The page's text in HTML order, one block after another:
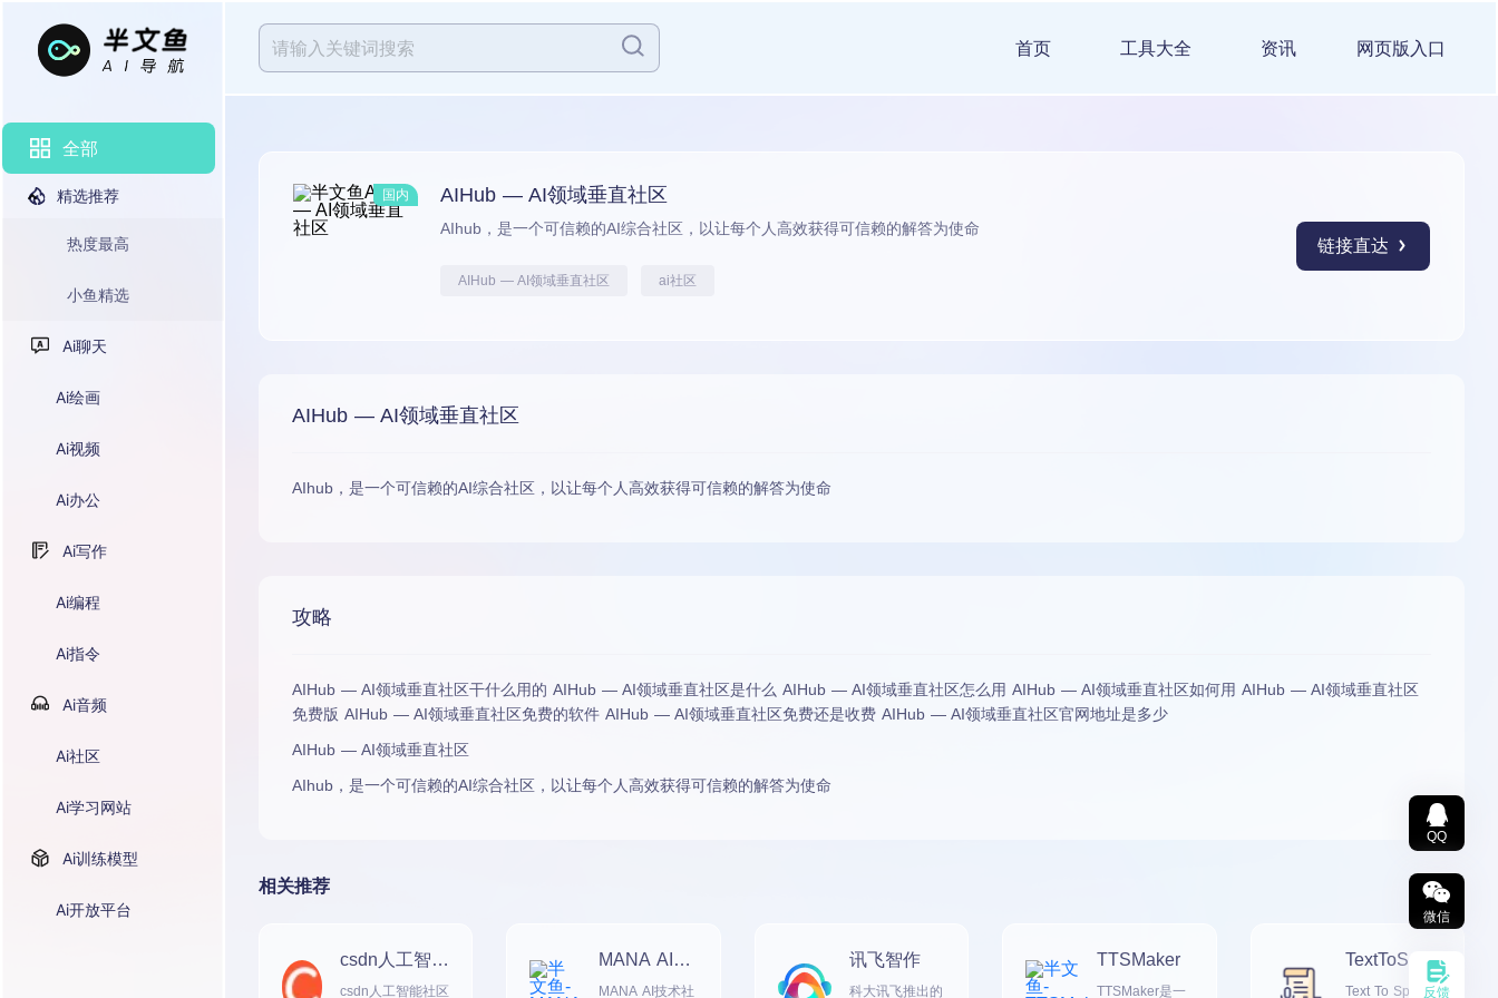
全部
精选推荐
热度最高
小鱼精选
Ai聊天
Ai绘画
Ai视频
Ai办公
Ai写作
Ai编程
Ai指令
Ai音频
Ai社区
Ai学习网站
Ai训练模型
Ai开放平台
首页 工具大全 资讯 网页版入口
国内 AIHub — AI领域垂直社区
AIhub，是一个可信赖的AI综合社区，以让每个人高效获得可信赖的解答为使命
AIHub — AI领域垂直社区 ai社区
链接直达
AIHub — AI领域垂直社区
AIhub，是一个可信赖的AI综合社区，以让每个人高效获得可信赖的解答为使命
攻略
AIHub — AI领域垂直社区干什么用的 AIHub — AI领域垂直社区是什么 AIHub — AI领域垂直社区怎么用 AIHub — AI领域垂直社区如何用 AIHub — AI领域垂直社区
免费版 AIHub — AI领域垂直社区免费的软件 AIHub — AI领域垂直社区免费还是收费 AIHub — AI领域垂直社区官网地址是多少
AIHub — AI领域垂直社区
AIhub，是一个可信赖的AI综合社区，以让每个人高效获得可信赖的解答为使命
相关推荐
csdn人工智能
社区
csdn人工智能社区
MANA AI技
术交流社区
MANA AI技术社
讯飞智作
科大讯飞推出的
TTSMaker
TTSMaker是一
TextToSpee
ch在线文本
Text To Speec
QQ
微信
反馈